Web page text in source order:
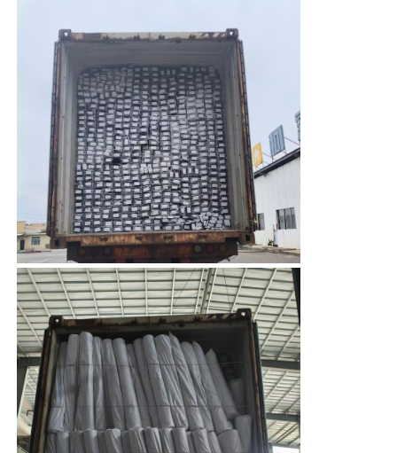
De Profielen van het aluminiumvenster
Aluminium Deurprofielen
Industriële aluminium-extrusie
Accessoires voor aluminiumprofielen
Openslaande raamprofielen
Gevelbekledingsprofielen
Gepolijst aluminium profiel
houten beëindig aluminiumprofielen